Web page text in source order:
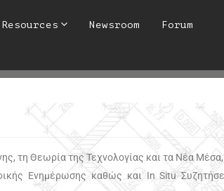
Resources Newsroom Forum
τη Θεωρία της Τεχνολογίας και τα Νέα Μέσα,
Ενημέρωσης καθώς και In Situ